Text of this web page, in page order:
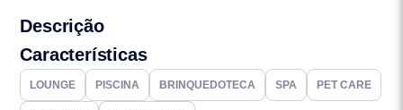
Descrição
Características
LOUNGE PISCINA BRINQUEDOTECA SPA PET CARE